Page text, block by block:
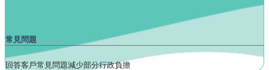
常見問題
回答客戶常見問題減少部分行政負擔